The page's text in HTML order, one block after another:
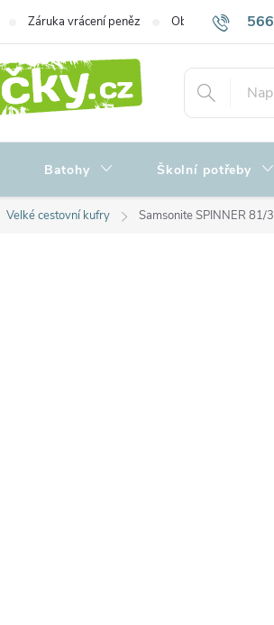
Záruka vrácení peněz Obchodní podmínky
Batohy Školní potřeby
Velké cestovní kufry Samsonite SPINNER 81/